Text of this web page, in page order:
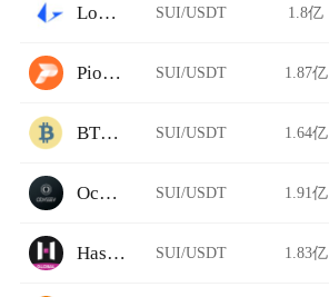
Loopring AMM SUI/USDT 1.8亿
Pionex SUI/USDT 1.87亿
BTCTradeUA SUI/USDT 1.64亿
Ocnex SUI/USDT 1.91亿
HashKey Global SUI/USDT 1.83亿